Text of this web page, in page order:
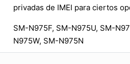
privadas de IMEI para ciertos
SM-N975F, SM-N975U, SM-
N975W, SM-N975N